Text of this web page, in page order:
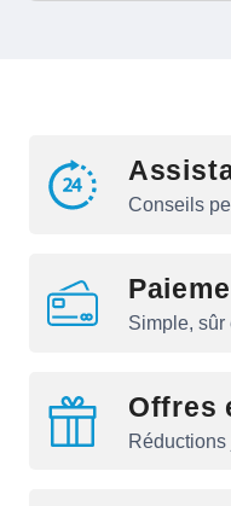
Conseils
Simple, sûr
Offres